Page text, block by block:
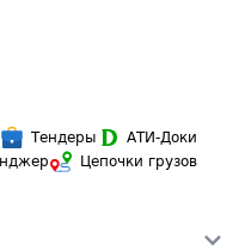
Тендеры
АТИ-Доки
Цепочки грузов